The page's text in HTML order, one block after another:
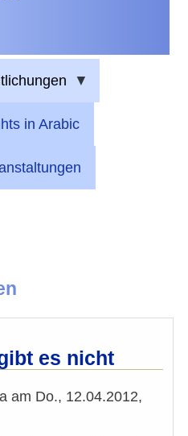
in Arabic
es nicht
am Do., 12.04.2012,